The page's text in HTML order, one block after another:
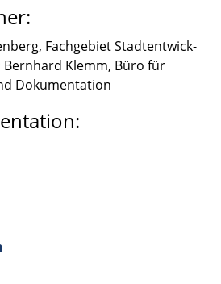
Fachge­biet Stadt­ent­wick­
Klemm, Büro für
Dokumen­ta­tion